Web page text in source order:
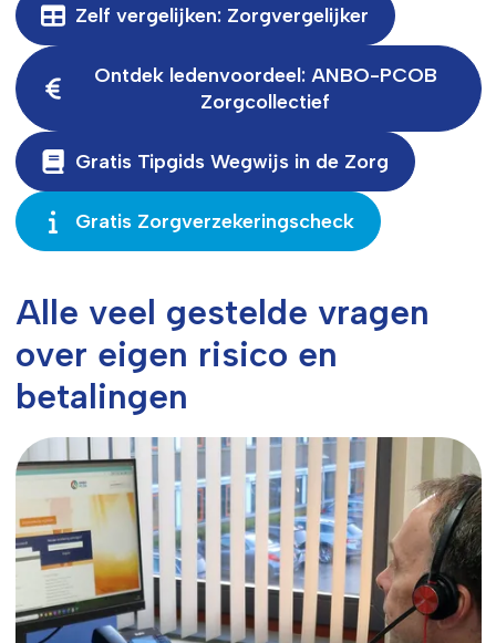
Zelf vergelijken: Zorgvergelijker
Ontdek ledenvoordeel: ANBO-PCOB
Zorgcollectief
Gratis Tipgids Wegwijs in de Zorg
Gratis Zorgverzekeringscheck
Alle veel gestelde vragen
over eigen risico en
betalingen